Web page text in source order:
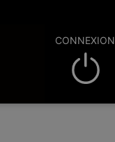
CONNEXION